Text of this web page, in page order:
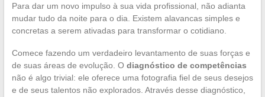
Para dar um novo impulso à sua vida profissional, não adianta
mudar tudo da noite para o dia. Existem alavancas simples e
concretas a serem ativadas para transformar o cotidiano.
Comece fazendo um verdadeiro levantamento de suas forças e
de suas áreas de evolução. O diagnóstico de competências
não é algo trivial: ele oferece uma fotografia fiel de seus desejos
e de seus talentos não explorados. Através desse diagnóstico,